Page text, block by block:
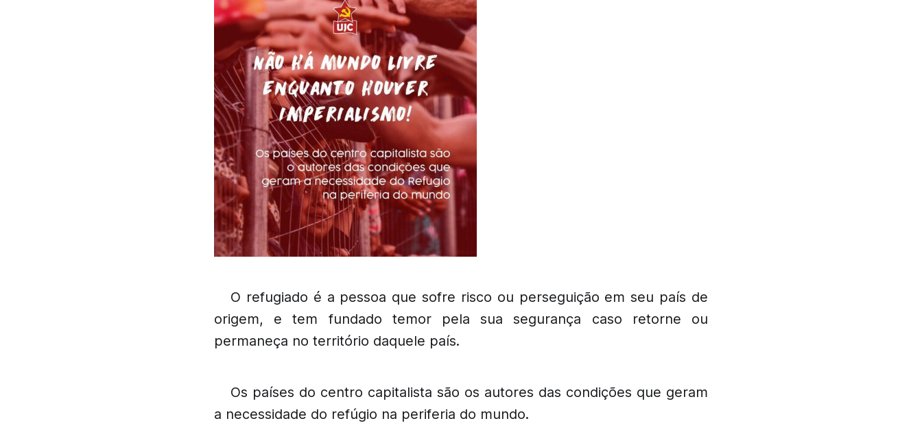
O refugiado é a pessoa que sofre risco ou perseguição em seu país de
origem, e tem fundado temor pela sua segurança caso retorne ou
permaneça no território daquele país.
Os países do centro capitalista são os autores das condições que geram
a necessidade do refúgio na periferia do mundo.